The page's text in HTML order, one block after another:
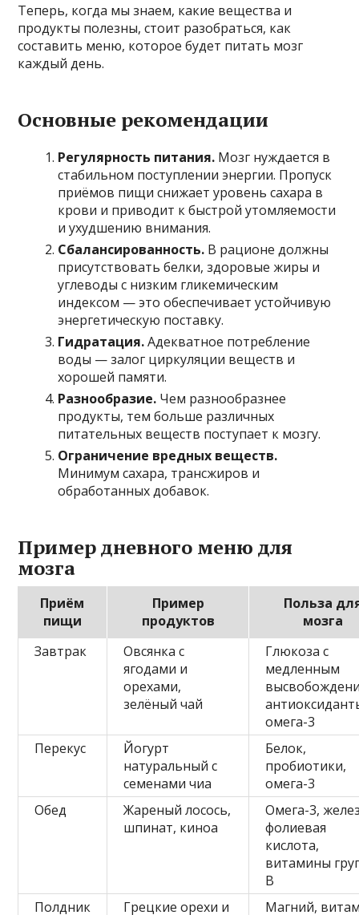
Теперь, когда мы знаем, какие вещества и
продукты полезны, стоит разобраться, как
составить меню, которое будет питать мозг
каждый день.
Основные рекомендации
Регулярность питания. Мозг нуждается в
стабильном поступлении энергии. Пропуск
приёмов пищи снижает уровень сахара в
крови и приводит к быстрой утомляемости
и ухудшению внимания.
Сбалансированность. В рационе должны
присутствовать белки, здоровые жиры и
углеводы с низким гликемическим
индексом — это обеспечивает устойчивую
энергетическую поставку.
Гидратация.Адекватное потребление
воды — залог циркуляции веществ и
хорошей памяти.
Разнообразие. Чем разнообразнее
продукты, тем больше различных
питательных веществ поступает к мозгу.
Ограничение вредных веществ.
Минимум сахара, трансжиров и
обработанных добавок.
Пример дневного меню для
мозга
Приём
пищи
Пример
продуктов
Польза
мозга
Завтрак
Овсянка с
ягодами и
орехами,
зелёный чай
Глюкоза с
медленным
омега-3
Перекус
Йогурт
натуральный с
семенами чиа
Белок,
пробиотики,
омега-3
Обед
Жареный лосось,
шпинат, киноа
Омега-3,
фолиевая
кислота,
витамины
B
Полдник
Грецкие орехи и
Магний,